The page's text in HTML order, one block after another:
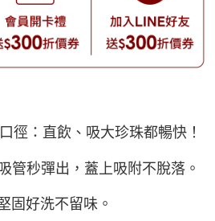
徑：直飲、吸大珍珠都暢快！
管秒彈出，蓋上吸附不脫落。
固好洗不留味。